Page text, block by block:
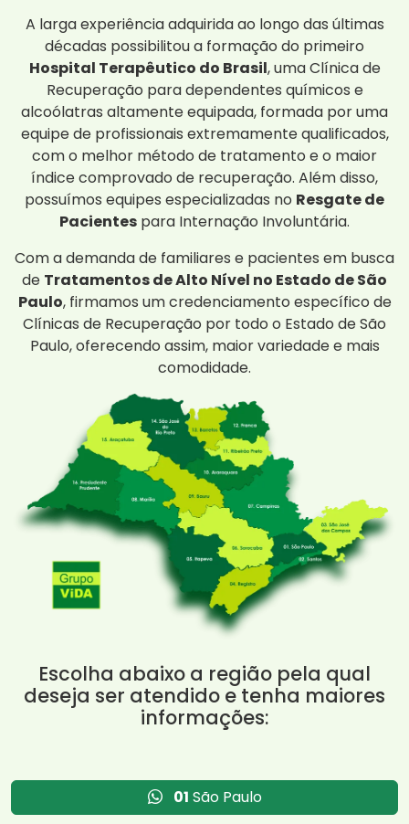
A larga experiência adquirida ao longo das últimas
décadas possibilitou a formação do primeiro
Hospital Terapêutico do Brasil, uma Clínica de
Recuperação para dependentes químicos e
alcoólatras altamente equipada, formada por uma
equipe de profissionais extremamente qualificados,
com o melhor método de tratamento e o maior
índice comprovado de recuperação. Além disso,
possuímos equipes especializadas no Resgate de
Pacientes para Internação Involuntária.
Com a demanda de familiares e pacientes em busca
de Tratamentos de Alto Nível no Estado de São
Paulo, firmamos um credenciamento específico de
Clínicas de Recuperação por todo o Estado de São
Paulo, oferecendo assim, maior variedade e mais
comodidade.
Escolha abaixo a região pela qual
deseja ser atendido e tenha maiores
informações:
01 São Paulo